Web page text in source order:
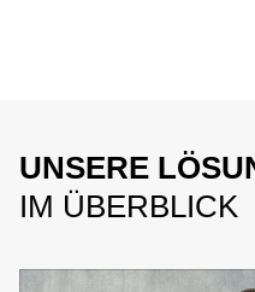
UNSERE
IM ÜBERBLICK